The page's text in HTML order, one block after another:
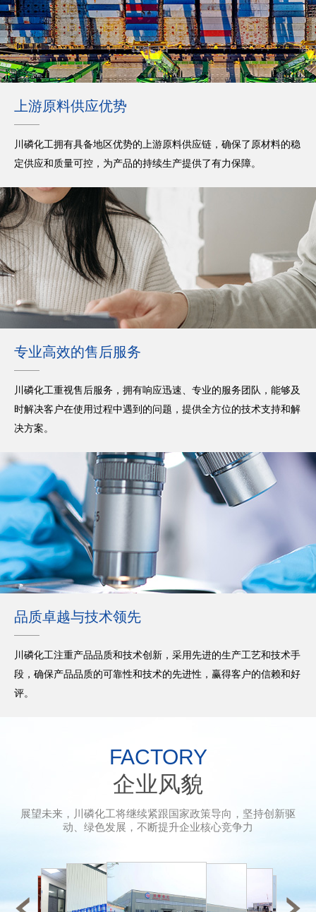
上游原料供应优势
川磷化工拥有具备地区优势的上游原料供应链，确保了原材料的稳
定供应和质量可控，为产品的持续生产提供了有力保障。
专业高效的售后服务
川磷化工重视售后服务，拥有响应迅速、专业的服务团队，能够及
时解决客户在使用过程中遇到的问题，提供全方位的技术支持和解
决方案。
品质卓越与技术领先
川磷化工注重产品品质和技术创新，采用先进的生产工艺和技术手
段，确保产品品质的可靠性和技术的先进性，赢得客户的信赖和好
评。
FACTORY
企业风貌
展望未来，川磷化工将继续紧跟国家政策导向，坚持创新驱
动、绿色发展，不断提升企业核心竞争力